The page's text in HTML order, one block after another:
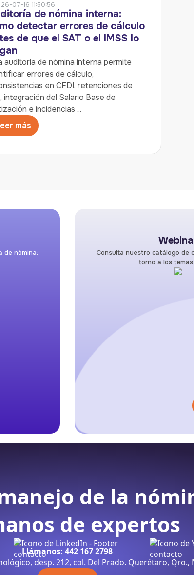
07-16 11:50:56
de nómina interna:
detectar errores de cálculo
de que el SAT o el IMSS lo
auditoría de nómina interna permite
errores de cálculo,
en CFDI, retenciones de
integración del Salario Base de
e incidencias ...
más
de nómina:
Consulta nuestro catálogo de
torno a los
de la
de expertos
Llámanos: 442 167 2798
desp. 212, col. Del Prado. Querétaro, Qro.,